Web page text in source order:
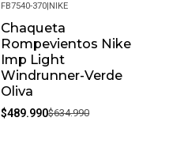
-23%
FB7540-370 NIKE
Chaqueta
Rompevientos Nike
Imp Light
Windrunner-Verde
Oliva
$489.990$634.990